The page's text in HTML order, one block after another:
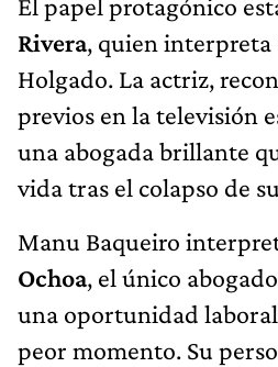
El papel protagónico
Rivera, quien interpreta
Holgado. La actriz,
previos en la televisión
una abogada brillante
vida tras el colapso de
Manu Baqueiro
Ochoa, el único
una oportunidad
peor momento. Su